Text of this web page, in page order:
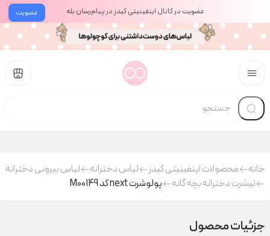
عضویت عضویت در کانال اینفینیتی کیدز در پیام‌رسان بله
خانه محصولات اینفینیتی کیدز لباس دخترانه
لباس بیرونی دخترانه
تیشرت دخترانه بچه گانه
پولوشرت next کد M00149
جزئیات محصول